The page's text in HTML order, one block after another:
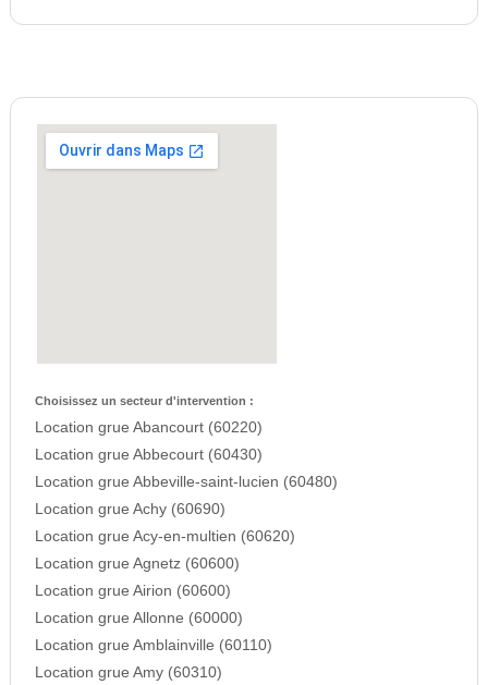
Choisissez un secteur d'intervention :
Location grue Abancourt (60220)
Location grue Abbecourt (60430)
Location grue Abbeville-saint-lucien (60480)
Location grue Achy (60690)
Location grue Acy-en-multien (60620)
Location grue Agnetz (60600)
Location grue Airion (60600)
Location grue Allonne (60000)
Location grue Amblainville (60110)
Location grue Amy (60310)